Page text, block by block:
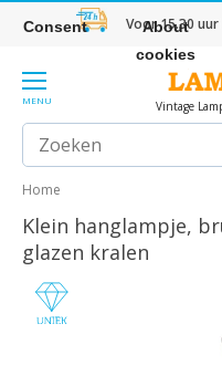
Voor 15.30
MENU Vintage
Home
Klein hanglampje,
glazen kralen
Consent
About
cookies